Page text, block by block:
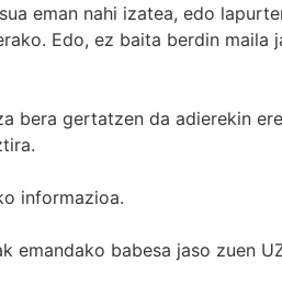
eman nahi izatea, edo
Edo, ez baita berdin maila
bera gertatzen da adierekin
informazioa.
babesa jaso zuen